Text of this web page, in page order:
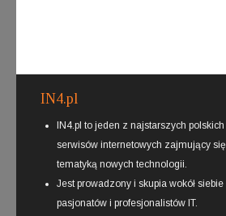
IN4.pl
IN4.pl to jeden z najstarszych polskich
serwisów internetowych zajmujący się
tematyką nowych technologii.
Jest prowadzony i skupia wokół siebie
pasjonatów i profesjonalistów IT.